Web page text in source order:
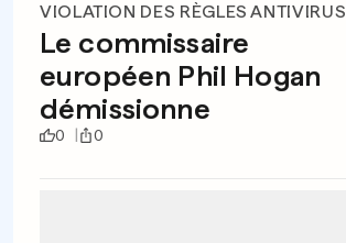
VIOLATION DES RÈGLES ANTIVIRUS
Le commissaire
européen Phil Hogan
démissionne
0 0